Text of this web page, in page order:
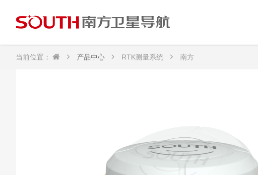
当前位置： 产品中心 RTK测量系统 南方